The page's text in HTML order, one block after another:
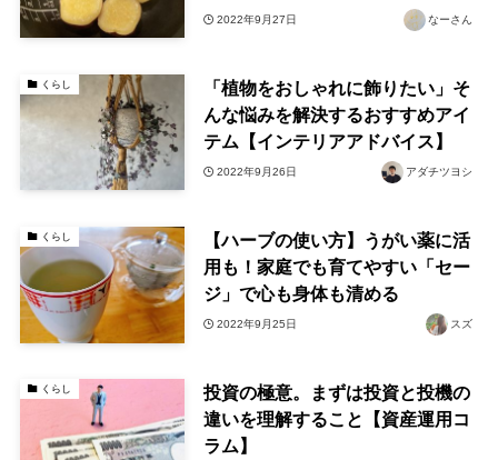
2022年9月27日 なーさん
くらし
「植物をおしゃれに飾りたい」そ
んな悩みを解決するおすすめアイ
テム【インテリアアドバイス】
2022年9月26日 アダチツヨシ
くらし
【ハーブの使い方】うがい薬に活
用も！家庭でも育てやすい「セー
ジ」で心も身体も清める
2022年9月25日 スズ
くらし
投資の極意。まずは投資と投機の
違いを理解すること【資産運用コ
ラム】